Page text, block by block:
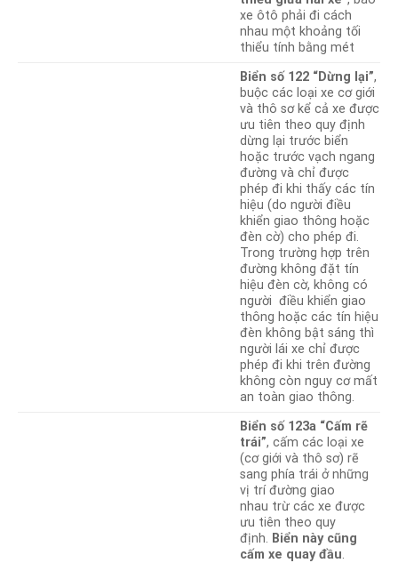
xe ôtô phải đi cách
nhau một khoảng tối
thiểu tính bằng mét
Biển số 122 “Dừng lại”,
buộc các loại xe cơ giới
và thô sơ kể cả xe được
ưu tiên theo quy định
dừng lại trước biển
hoặc trước vạch ngang
đường và chỉ được
phép đi khi thấy các tín
hiệu (do người điều
khiển giao thông hoặc
đèn cờ) cho phép đi.
Trong trường hợp trên
đường không đặt tín
hiệu đèn cờ, không có
người điều khiển giao
thông hoặc các tín hiệu
đèn không bật sáng thì
người lái xe chỉ được
phép đi khi trên đường
không còn nguy cơ mất
an toàn giao thông.
Biển số 123a “Cấm rẽ
trái”, cấm các loại xe
(cơ giới và thô sơ) rẽ
sang phía trái ở những
vị trí đường giao
nhau trừ các xe được
ưu tiên theo quy
định. Biển này cũng
cấm xe quay đầu.